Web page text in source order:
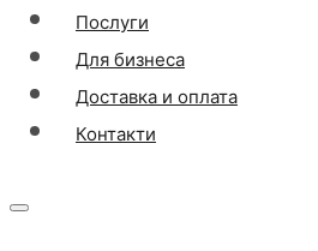
Послуги
Для бизнеса
Доставка и оплата
Контакти